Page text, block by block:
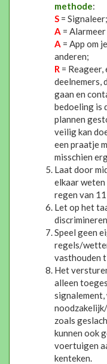
methode:
S = Signaleer;
A =
A = App om
anderen;
R =
deelnemers,
gaan en
bedoeling is
plannen
veilig kan
een praatje
misschien
Laat door
elkaar
regen van
Let op het
Speel geen
regels/
vasthouden
Het
alleen
zoals
kunnen ook
voertuigen
kenteken.